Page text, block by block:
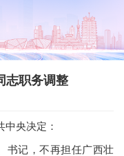
志职务调整
央决定：
记，不再担任广西壮